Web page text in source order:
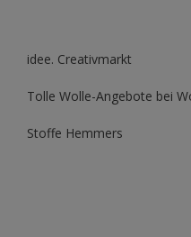
idee. Creativmarkt
Tolle Wolle-Angebote bei
Stoffe Hemmers